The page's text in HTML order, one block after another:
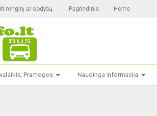
renginį ar sodybą. Pagrindinis Home
Pramogos Naudinga informacija